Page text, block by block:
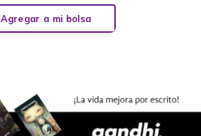
Agregar a mi bolsa